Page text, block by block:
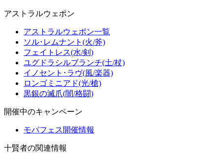
アストラルウェポン
アストラルウェポン一覧
ソル･レムナント(火/斧)
フェイトレス(水/剣)
ユグドラシルブランチ(土/杖)
イノセント･ラヴ(風/楽器)
ロンゴミニアド(光/槍)
黒銀の滅爪(闇/格闘)
開催中のキャンペーン
モバフェス開催情報
十賢者の関連情報